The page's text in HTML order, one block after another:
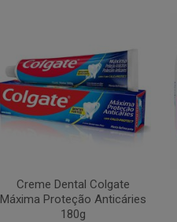
Creme Dental Colgate
Máxima Proteção Anticáries
180g